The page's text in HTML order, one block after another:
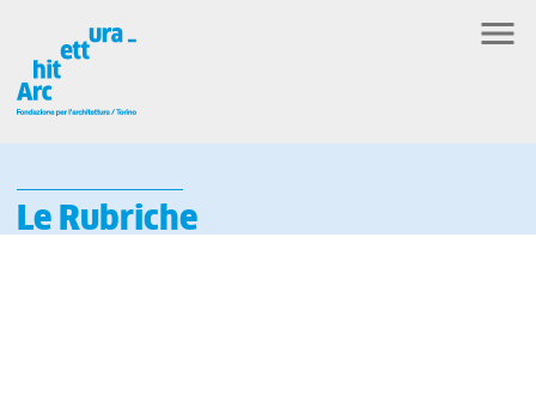
Le Rubriche